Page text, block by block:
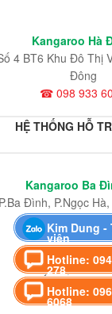
Kangaroo Hà
4 BT6 Khu Đô Thị
Đông
☎ 098 933
HỆ THỐNG HỖ
Kangaroo Ba
Đình, P.Ngọc
☎ 0338 856
Kangaroo Tây
P.Tây Hồ, P.Phú
☎ 098 933
Kim Dung -
viên
Hotline:
278
Hotline:
6068